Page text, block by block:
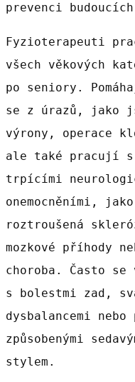
prevenci
Fyzioterapeuti
všech věkových
po seniory.
se z úrazů, jako
výrony, operace
ale také pracují s
trpícími
onemocněními,
roztroušená
mozkové příhody
choroba. Často
s bolestmi zad,
dysbalancemi nebo
způsobenými
stylem.